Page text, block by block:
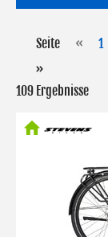
Seite « 1
»
109 Ergebnisse